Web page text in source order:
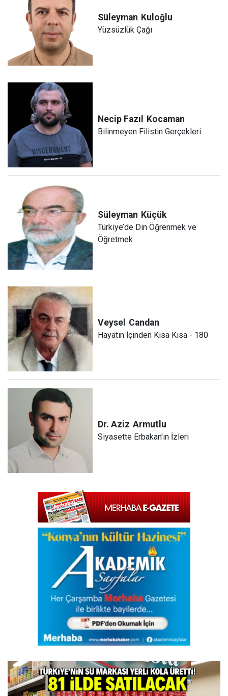
Süleyman Kuloğlu
Yüzsüzlük Çağı
Necip Fazıl Kocaman
Bilinmeyen Filistin Gerçekleri
Süleyman Küçük
Türkiye’de Din Öğrenmek ve
Öğretmek
Veysel Candan
Hayatın İçinden Kısa Kısa - 180
Dr. Aziz Armutlu
Siyasette Erbakan'ın İzleri